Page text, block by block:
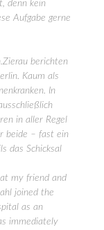
denn kein
Aufgabe gerne
berichten
Kaum als
In
in aller Regel
beide – fast ein
das Schicksal
my friend and
joined the
as an
immediately